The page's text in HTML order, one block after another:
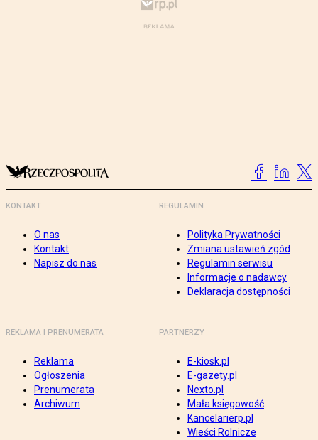
KONTAKT
O nas
Kontakt
Napisz do nas
REGULAMIN
Polityka Prywatności
Zmiana ustawień zgód
Regulamin serwisu
Informacje o nadawcy
Deklaracja dostępności
REKLAMA I PRENUMERATA
Reklama
Ogłoszenia
Prenumerata
Archiwum
PARTNERZY
E-kiosk.pl
E-gazety.pl
Nexto.pl
Mała księgowość
Kancelarierp.pl
Wieści Rolnicze